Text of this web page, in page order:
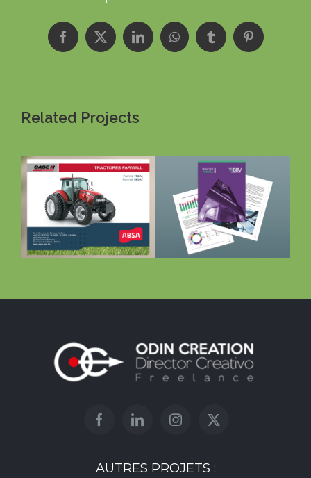
Facebook
X LinkedInWhatsAppTumblrPinterest
Related Projects
Bourse des
valeurs de
Bolivie (BBV)
AUTRES PROJETS :